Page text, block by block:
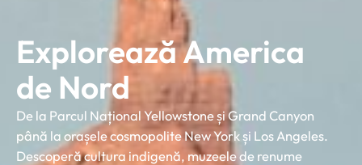
Explorează America
de Nord
De la Parcul Național Yellowstone și Grand Canyon
până la orașele cosmopolite New York și Los Angeles.
Descoperă cultura indigenă, muzeele de renume